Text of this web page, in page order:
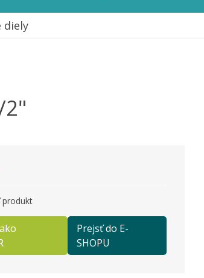
diely
produkt
Prejsť do E-
SHOPU